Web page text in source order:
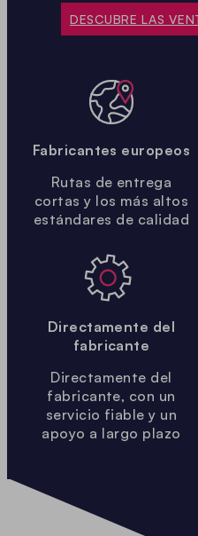
DESCUBRE LAS
Fabricantes europeos
Rutas de entrega
cortas y los más altos
estándares de calidad
Directamente del
fabricante
Directamente del
fabricante, con un
servicio fiable y un
apoyo a largo plazo